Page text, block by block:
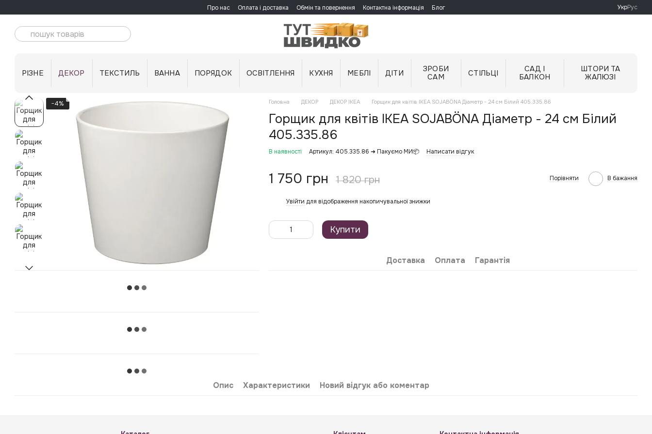
Про нас Оплата і доставка Обмін та повернення Контактна інформація Блог УкрРус
РІЗНЕ ДЕКОР ТЕКСТИЛЬ ВАННА ПОРЯДОК ОСВІТЛЕННЯ КУХНЯ МЕБЛІ ДІТИ
ЗРОБИ
САМ
СТІЛЬЦІ
САД І
БАЛКОН
ШТОРИ ТА
ЖАЛЮЗІ
−4% Головна ДЕКОР ДЕКОР IKEA Горщик для квітів IKEA SOJABÖNA Діаметр - 24 см Білий 405.335.86
Горщик для квітів IKEA SOJABÖNA Діаметр - 24 см Білий
405.335.86
В наявності Артикул: 405.335.86 ➜ Пакуємо МИ📦 Написати відгук
1 750 грн 1 820 грн Порівняти В бажання
Увійти для відображення накопичувальної знижки
Купити
Доставка Оплата Гарантія
Опис Характеристики Новий відгук або коментар